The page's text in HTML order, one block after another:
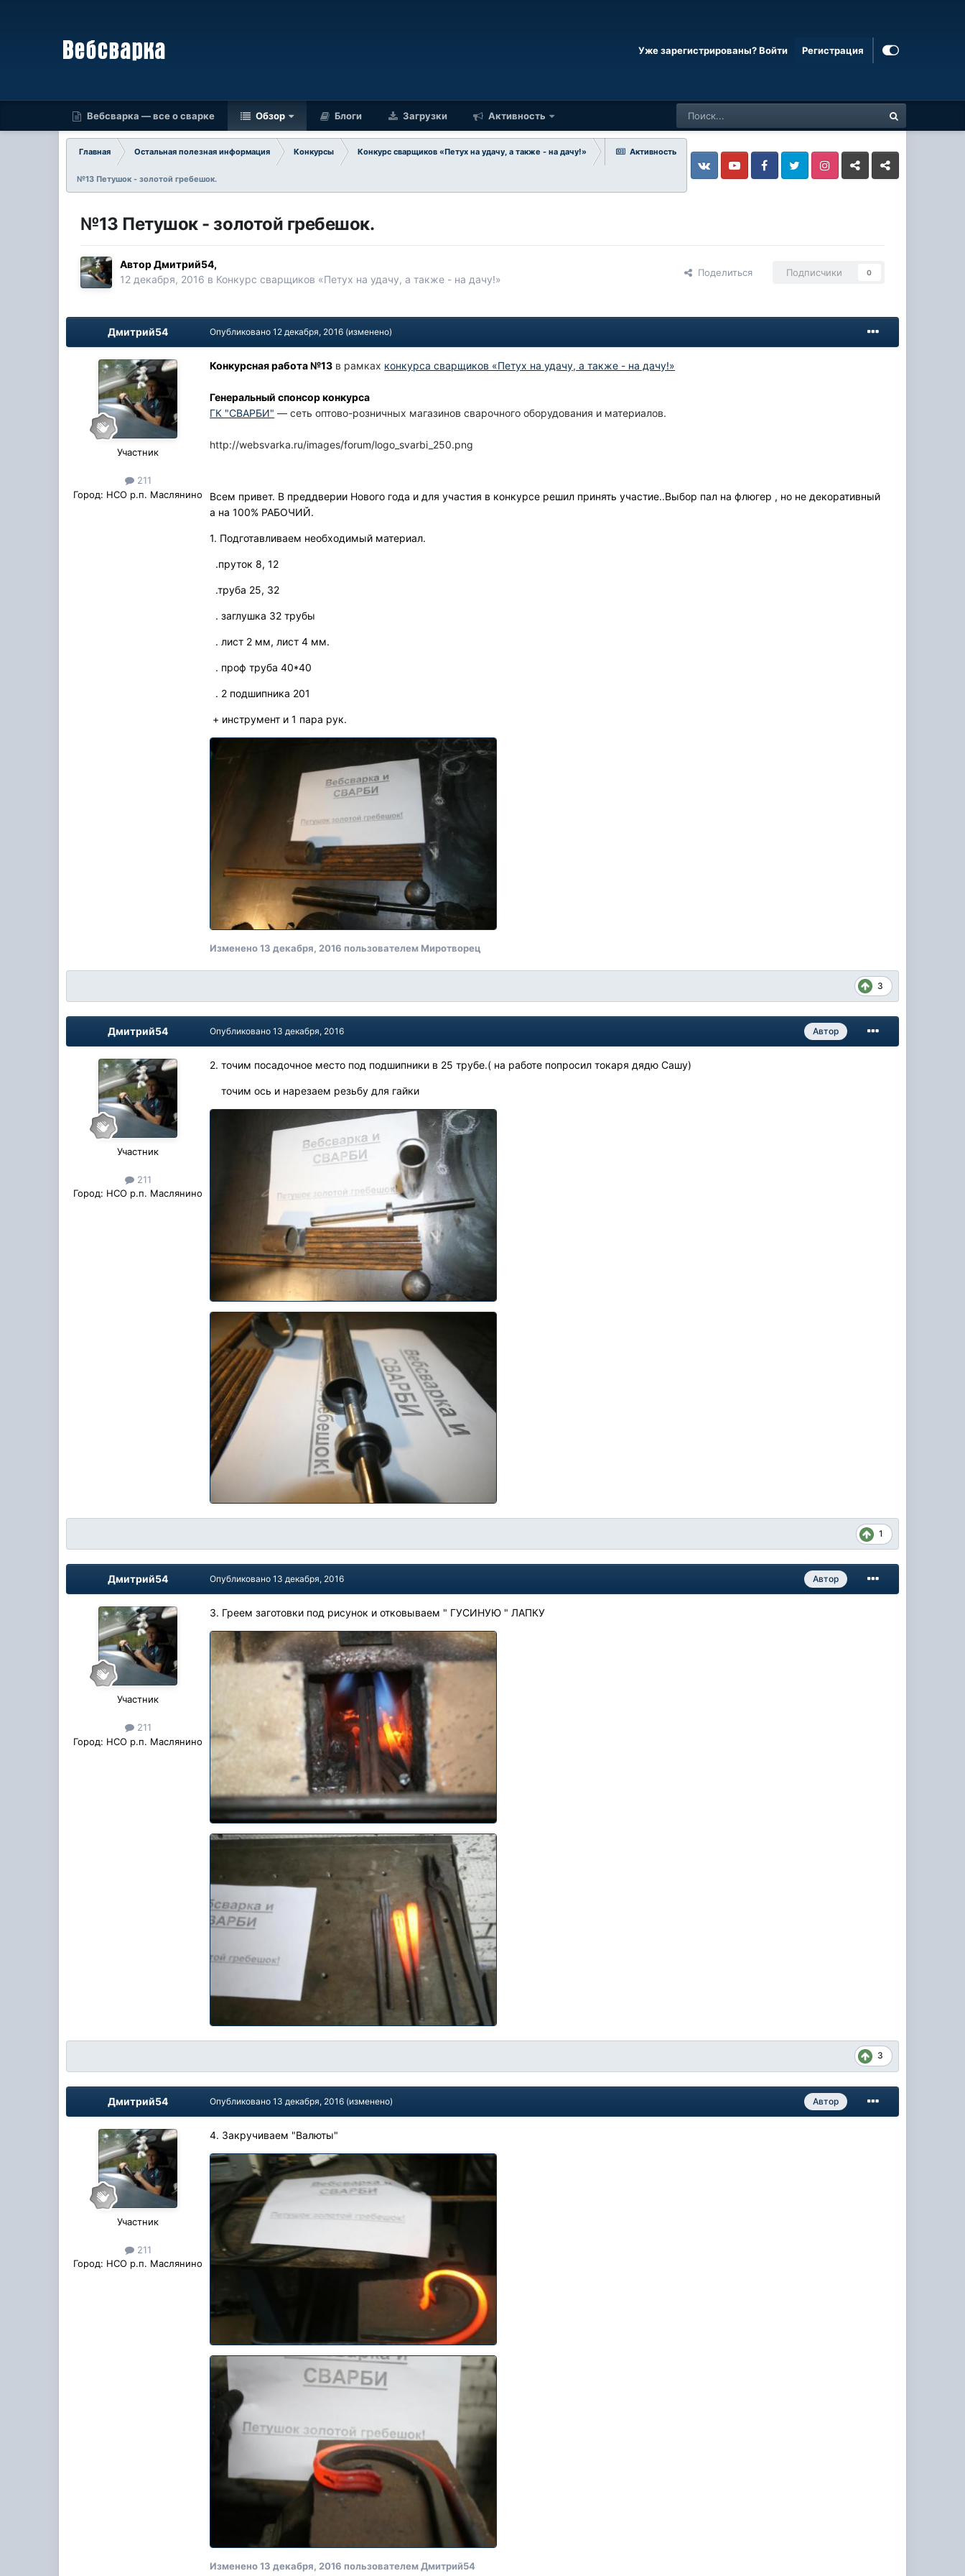
Уже зарегистрированы? Войти Регистрация
Вебсварка — все о сварке Обзор Блоги Загрузки Активность
Активность
Главная Остальная полезная информация Конкурсы Конкурс сварщиков «Петух на удачу, а также - на дачу!»
№13 Петушок - золотой гребешок. VkontakteYouTube FacebookTwitter InstagramLivejournalOdnoklassniki
№13 Петушок - золотой гребешок.
АвторДмитрий54,
12 декабря, 2016 в Конкурс сварщиков «Петух на удачу, а также - на дачу!»
Поделиться Подписчики 0
Дмитрий54
Участник
211
Город: НСО р.п. Маслянино
Опубликовано12 декабря, 2016 (изменено)
Конкурсная работа №13 в рамках конкурса сварщиков «Петух на удачу, а также - на дачу!»
Генеральный спонсор конкурса
ГК "СВАРБИ" — сеть оптово-розничных магазинов сварочного оборудования и материалов.
http://websvarka.ru/images/forum/logo_svarbi_250.png
Всем привет. В преддверии Нового года и для участия в конкурсе решил принять участие..Выбор пал на флюгер , но не декоративный
а на 100% РАБОЧИЙ.
1. Подготавливаем необходимый материал.
.пруток 8, 12
.труба 25, 32
. заглушка 32 трубы
. лист 2 мм, лист 4 мм.
. проф труба 40*40
. 2 подшипника 201
+ инструмент и 1 пара рук.
Изменено13 декабря, 2016 пользователем Миротворец
3
Дмитрий54
Участник
211
Город: НСО р.п. Маслянино
Автор
Опубликовано13 декабря, 2016
2. точим посадочное место под подшипники в 25 трубе.( на работе попросил токаря дядю Сашу)
точим ось и нарезаем резьбу для гайки
1
Дмитрий54
Участник
211
Город: НСО р.п. Маслянино
Автор
Опубликовано13 декабря, 2016
3. Греем заготовки под рисунок и отковываем " ГУСИНУЮ " ЛАПКУ
3
Дмитрий54
Участник
211
Город: НСО р.п. Маслянино
Автор
Опубликовано13 декабря, 2016 (изменено)
4. Закручиваем "Валюты"
Изменено13 декабря, 2016 пользователем Дмитрий54